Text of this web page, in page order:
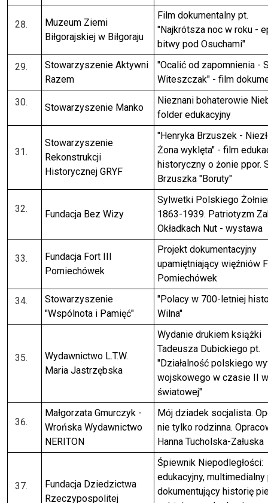
Muzeum Ziemi
Biłgorajskiej w Biłgoraju
Film dokumentalny pt.
"Najkrótsza noc w roku -
bitwy pod Osuchami"
Stowarzyszenie Aktywni
Razem
"Ocalić od zapomnienia -
Witeszczak" - film
Stowarzyszenie Manko
Nieznani bohaterowie
folder edukacyjny
Stowarzyszenie
Rekonstrukcji
Historycznej GRYF
"Henryka Brzuszek -
Żona wyklęta" - film
historyczny o żonie ppor.
Brzuszka "Boruty"
Fundacja Bez Wizy
Sylwetki Polskiego
1863-1939. Patriotyzm
Okładkach Nut - wystawa
Fundacja Fort III
Pomiechówek
Projekt dokumentacyjny
upamiętniający więźniów
Pomiechówek
Stowarzyszenie
"Wspólnota i Pamięć"
"Polacy w 700-letniej
Wilna"
Wydawnictwo L.T.W.
Maria Jastrzębska
Wydanie drukiem książki
Tadeusza Dubickiego pt.
"Działalność polskiego
wojskowego w czasie II
światowej"
Małgorzata Gmurczyk -
Wrońska Wydawnictwo
NERITON
Mój dziadek socjalista.
nie tylko rodzinna.
Hanna Tucholska-Załuska
Fundacja Dziedzictwa
Rzeczypospolitej
Śpiewnik Niepodległości:
edukacyjny, multimedialny
dokumentujący historię